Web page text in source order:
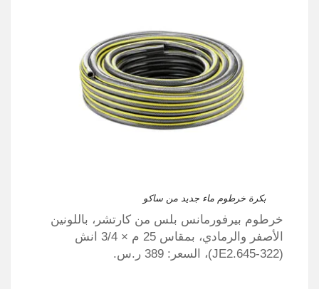
بكرة خرطوم ماء جديد من ساكو
خرطوم بيرفورمانس بلس من كارتشر، باللونين
الأصفر والرمادي، بمقاس 25 م × 3/4 انش
(JE2.645-322)، السعر: 389 ر.س.